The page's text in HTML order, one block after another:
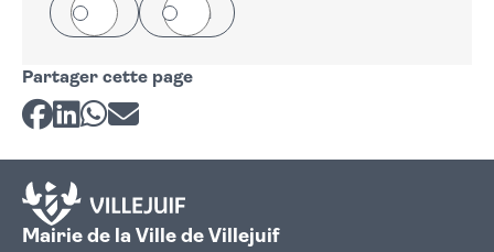
Oui Non
Partager cette page
Partager sur Facebook
Partager sur LinkedIn
Partager sur Whatsapp
Partager par courriel
Mairie de la Ville de Villejuif